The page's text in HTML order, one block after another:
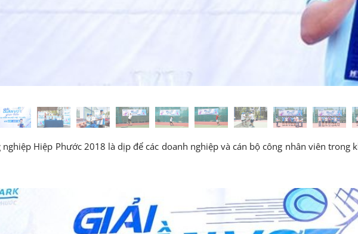
Hiệp Phước 2018 là dịp để các doanh nghiệp và cán bộ công nhân viên